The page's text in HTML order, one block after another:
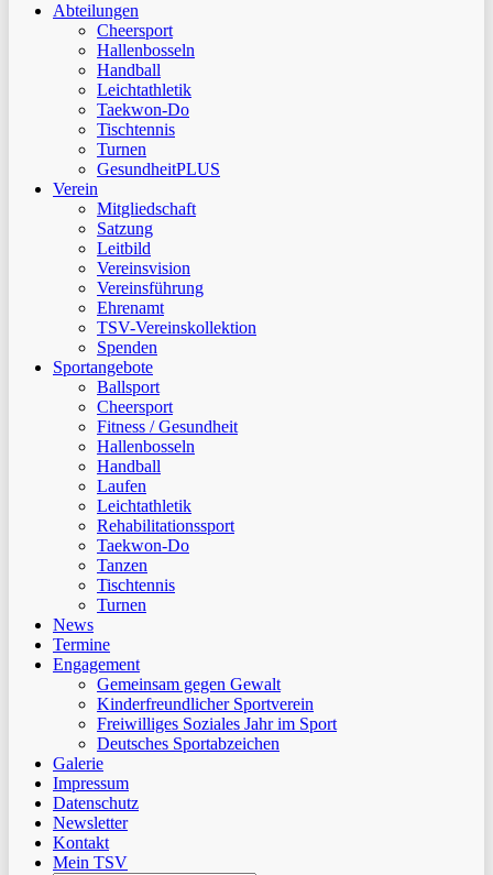
SuchenAbteilungen
Cheersport
Hallenbosseln
Handball
Leichtathletik
Taekwon-Do
Tischtennis
Turnen
GesundheitPLUS
Verein
Mitgliedschaft
Satzung
Leitbild
Vereinsvision
Vereinsführung
Ehrenamt
TSV-Vereinskollektion
Spenden
Sportangebote
Ballsport
Cheersport
Fitness / Gesundheit
Hallenbosseln
Handball
Laufen
Leichtathletik
Rehabilitationssport
Taekwon-Do
Tanzen
Tischtennis
Turnen
News
Termine
Engagement
Gemeinsam gegen Gewalt
Kinderfreundlicher Sportverein
Freiwilliges Soziales Jahr im Sport
Deutsches Sportabzeichen
Galerie
Impressum
Datenschutz
Newsletter
Kontakt
Mein TSV